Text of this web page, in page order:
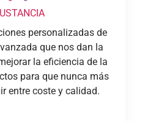
personalizadas de
que nos dan la
la eficiencia de la
para que nunca más
entre coste y calidad.